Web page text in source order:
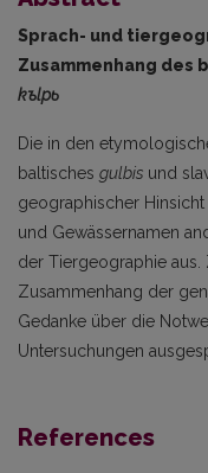
Sprach- und
Zusammenhang des
kъlpь
Die in den
baltisches gulbis und
geographischer
und Gewässernamen
der Tiergeographie
Zusammenhang der
Gedanke über die
Untersuchungen
References